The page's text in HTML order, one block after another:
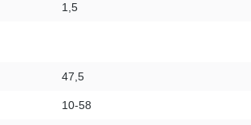
1,5
47,5
10-58